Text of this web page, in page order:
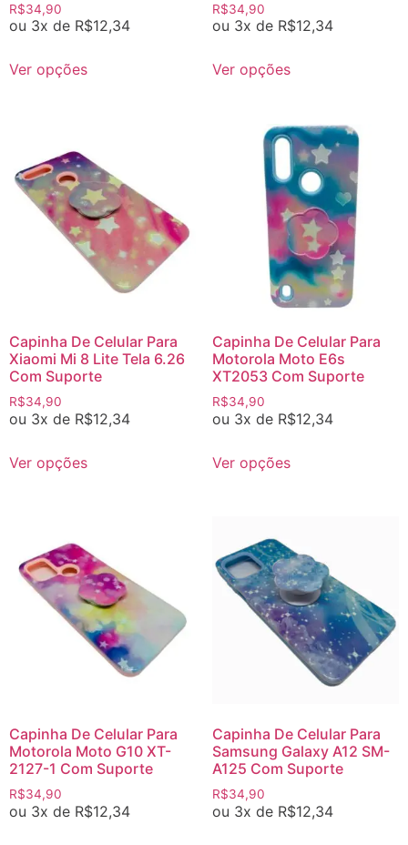
R$34,90
ou 3x de R$12,34
Ver opções
R$34,90
ou 3x de R$12,34
Ver opções
Capinha De Celular Para
Xiaomi Mi 8 Lite Tela 6.26
Com Suporte
R$34,90
ou 3x de R$12,34
Ver opções
Capinha De Celular Para
Motorola Moto E6s
XT2053 Com Suporte
R$34,90
ou 3x de R$12,34
Ver opções
Capinha De Celular Para
Motorola Moto G10 XT-
2127-1 Com Suporte
R$34,90
ou 3x de R$12,34
Capinha De Celular Para
Samsung Galaxy A12 SM-
A125 Com Suporte
R$34,90
ou 3x de R$12,34